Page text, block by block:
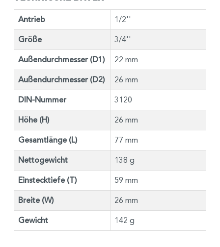
Antrieb 1/2''
Größe 3/4''
Außendurchmesser (D1) 22 mm
Außendurchmesser (D2) 26 mm
DIN-Nummer 3120
Höhe (H) 26 mm
Gesamtlänge (L) 77 mm
Nettogewicht 138 g
Einstecktiefe (T) 59 mm
Breite (W) 26 mm
Gewicht 142 g